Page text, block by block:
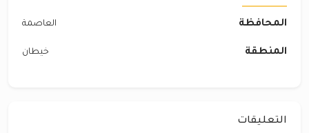
المحافظة العاصمة
المنطقة خيطان
التعليقات